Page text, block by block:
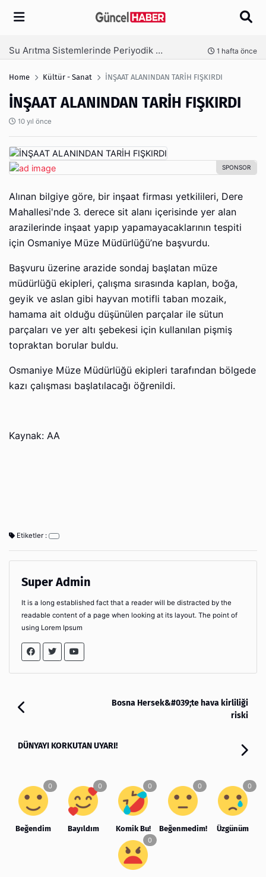
Arama
Ambalaj Süreçlerinde Yeni Nesil Verimliliği Olimpack ile Yakalayın 3 hafta önce
Home Kültür - Sanat İNŞAAT ALANINDAN TARİH FIŞKIRDI
İNŞAAT ALANINDAN TARİH FIŞKIRDI
10 yıl önce
Alınan bilgiye göre, bir inşaat firması yetkilileri, Dere
Mahallesi'nde 3. derece sit alanı içerisinde yer alan
arazilerinde inşaat yapıp yapamayacaklarının tespiti
için Osmaniye Müze Müdürlüğü’ne başvurdu.
Başvuru üzerine arazide sondaj başlatan müze
müdürlüğü ekipleri, çalışma sırasında kaplan, boğa,
geyik ve aslan gibi hayvan motifli taban mozaik,
hamama ait olduğu düşünülen parçalar ile sütun
parçaları ve yer altı şebekesi için kullanılan pişmiş
topraktan borular buldu.
Osmaniye Müze Müdürlüğü ekipleri tarafından bölgede
kazı çalışması başlatılacağı öğrenildi.
Kaynak: AA
Etiketler :
Super Admin
It is a long established fact that a reader will be distracted by the
readable content of a page when looking at its layout. The point of
using Lorem Ipsum
Bosna Hersek&#039;te hava kirliliği
riski
DÜNYAYI KORKUTAN UYARI!
Beğendim Bayıldım Komik Bu! Beğenmedim! Üzgünüm